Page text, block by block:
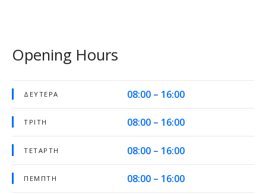
Opening Hours
ΔΕΥΤΈΡΑ 08:00 – 16:00
ΤΡΊΤΗ 08:00 – 16:00
ΤΕΤΆΡΤΗ 08:00 – 16:00
ΠΈΜΠΤΗ 08:00 – 16:00